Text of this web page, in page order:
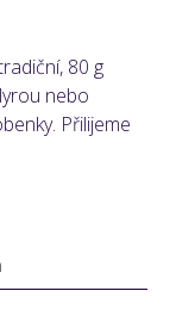
, 80 g
nebo
Přilijeme